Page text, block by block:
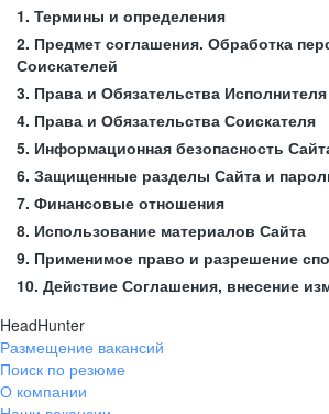
1. Термины и определения
2. Предмет соглашения. Обработка
Соискателей
3. Права и Обязательства Исполнителя
4. Права и Обязательства Соискателя
5. Информационная безопасность
6. Защищенные разделы Сайта и
7. Финансовые отношения
8. Использование материалов Сайта
9. Применимое право и разрешение
10. Действие Соглашения, внесение
HeadHunter
Размещение вакансий
Поиск по резюме
О компании